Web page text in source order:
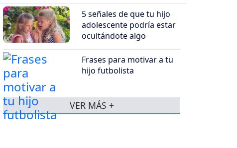
5 señales de que tu hijo
adolescente podría estar
ocultándote algo
Frases para motivar a tu
hijo futbolista
VER MÁS +